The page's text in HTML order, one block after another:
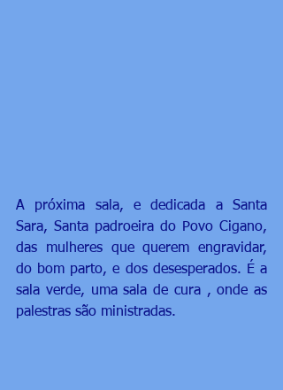
A próxima sala, e dedicada a Santa
Sara, Santa padroeira do Povo Cigano,
das mulheres que querem engravidar,
do bom parto, e dos desesperados. É a
sala verde, uma sala de cura , onde as
palestras são ministradas.